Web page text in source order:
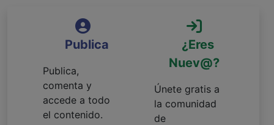
Publica
Publica,
comenta y
accede a todo
el contenido.
¿Eres
Nuev@?
Únete gratis a
la comunidad
de